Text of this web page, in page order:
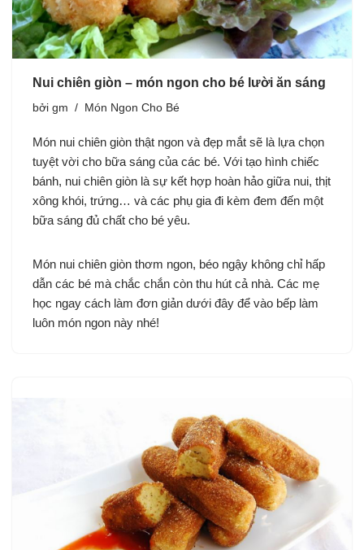
Nui chiên giòn – món ngon cho bé lười ăn sáng
bởi gm Món Ngon Cho Bé
Món nui chiên giòn thật ngon và đẹp mắt sẽ là lựa chọn
tuyệt vời cho bữa sáng của các bé. Với tạo hình chiếc
bánh, nui chiên giòn là sự kết hợp hoàn hảo giữa nui, thịt
xông khói, trứng… và các phụ gia đi kèm đem đến một
bữa sáng đủ chất cho bé yêu.
Món nui chiên giòn thơm ngon, béo ngậy không chỉ hấp
dẫn các bé mà chắc chắn còn thu hút cả nhà. Các mẹ
học ngay cách làm đơn giản dưới đây để vào bếp làm
luôn món ngon này nhé!